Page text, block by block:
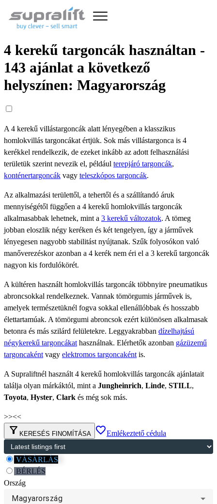
4 kerekű targoncák használtan -
143 ajánlat a következő
helyszínen: Magyarország
A 4 kerekű villástargoncák alatt lényegében a klasszikus
homlokvillás targoncákat értjük. Sok más villástargonca is 4
kerékkel rendelkezik, de ezeket inkább az adott felhasználási
területük szerint nevezik el, például terepjáró targoncák,
konténertargoncák vagy teleszkópos targoncák.
Az alkalmazási területtől, a tehertől és a szállítandó áruk
mennyiségétől függően a 4 kerekű homlokvillás targoncák
alkalmasabbak lehetnek, mint a 3 kerekű változatok. A tömeg
jobban eloszlik négy keréken és két tengelyen, így a járművek
lényegesen nagyobb stabilitást nyújtanak. Szűk folyosókon való
manőverezéskor azonban a 4 kerék nem éri el a 3 kerekű targoncák
nagyon kis fordulókörét.
A kültéren használt homlokvillás targoncák többnyire pneumatikus
abroncsokkal rendelkeznek. Vannak tömörgumis járművek is,
amelyek természetüknél fogva sokkal ellenállóbbak és hosszabb
élettartamúak. A tömörgumi abroncsok ezért különösen alkalmasak
betonra és más szilárd felületekre. Leggyakrabban dízelhajtású
négykerekű targoncákat használnak. Elérhetők azonban gázüzemű
targoncaként vagy elektromos targoncaként is.
A Supraliftnél használt 4 kerekű homlokvillás targoncák ajánlatait
találja olyan márkáktól, mint a Jungheinrich, Linde, STILL,
Toyota, Hyster, Clark és még sok más.
>><<
filter_alt KERESÉS FINOMÍTÁSA favorite_borderEmlékeztető cédula
VÁSÁRLÁS
BÉRLÉS
Ország
Magyarország